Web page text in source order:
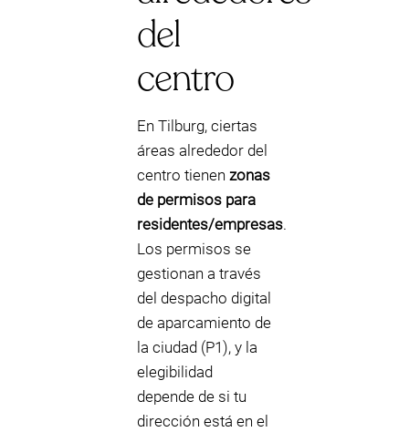
del
centro
En Tilburg, ciertas
áreas alrededor del
centro tienen zonas
de permisos para
residentes/empresas.
Los permisos se
gestionan a través
del despacho digital
de aparcamiento de
la ciudad (P1), y la
elegibilidad
depende de si tu
dirección está en el